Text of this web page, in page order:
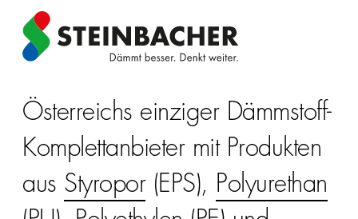
Österreichs einziger Dämmstoff-
Komplettanbieter mit Produkten
aus Styropor(EPS), Polyurethan